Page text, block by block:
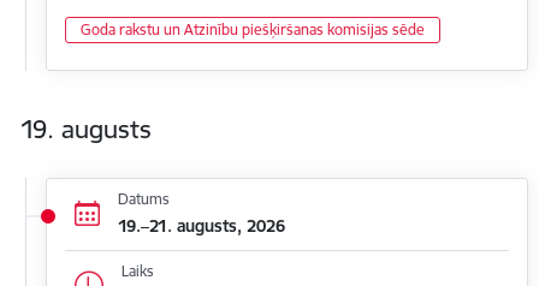
Goda rakstu un Atzinību piešķiršanas komisijas sēde
19. augusts
Datums
19.–21. augusts, 2026
Laiks